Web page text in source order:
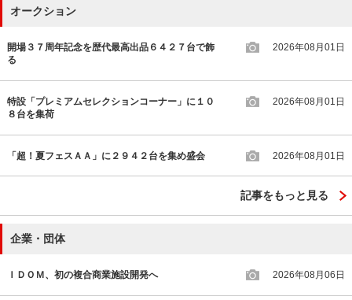
オークション
開場３７周年記念を歴代最高出品６４２７台で飾
る
2026年08月01日
特設「プレミアムセレクションコーナー」に１０
８台を集荷
2026年08月01日
「超！夏フェスＡＡ」に２９４２台を集め盛会 2026年08月01日
記事をもっと見る
企業・団体
ＩＤＯＭ、初の複合商業施設開発へ 2026年08月06日